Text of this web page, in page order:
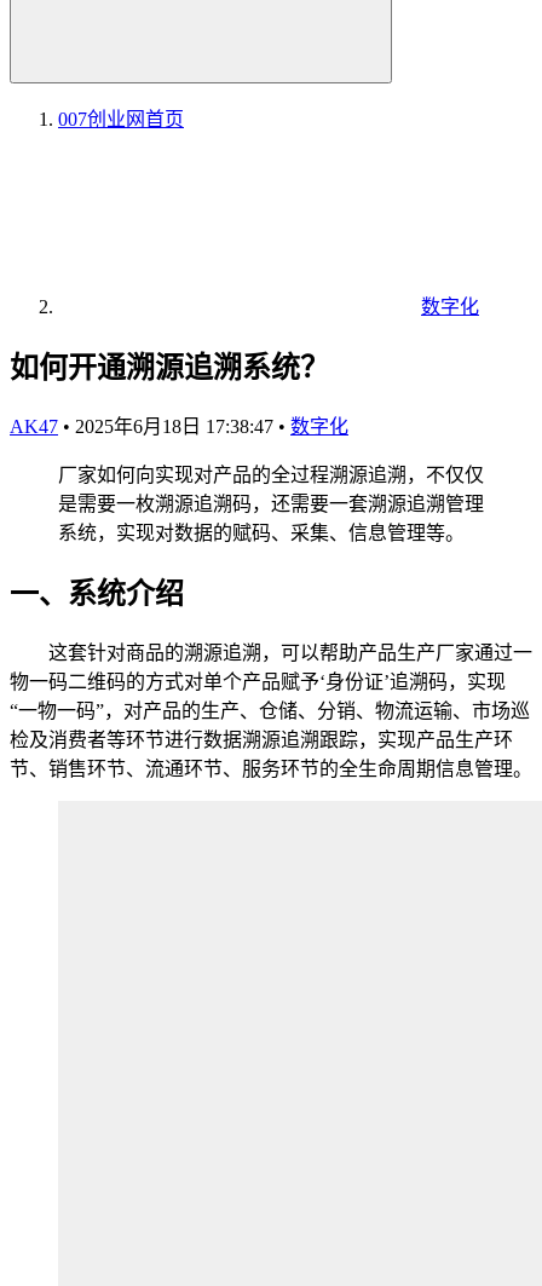
007创业网首页
数字化
如何开通溯源追溯系统？
AK47 • 2025年6月18日 17:38:47 • 数字化
厂家如何向实现对产品的全过程溯源追溯，不仅仅
是需要一枚溯源追溯码，还需要一套溯源追溯管理
系统，实现对数据的赋码、采集、信息管理等。
一、系统介绍
这套针对商品的溯源追溯，可以帮助产品生产厂家通过一
物一码二维码的方式对单个产品赋予‘身份证’追溯码，实现
“一物一码”，对产品的生产、仓储、分销、物流运输、市场巡
检及消费者等环节进行数据溯源追溯跟踪，实现产品生产环
节、销售环节、流通环节、服务环节的全生命周期信息管理。